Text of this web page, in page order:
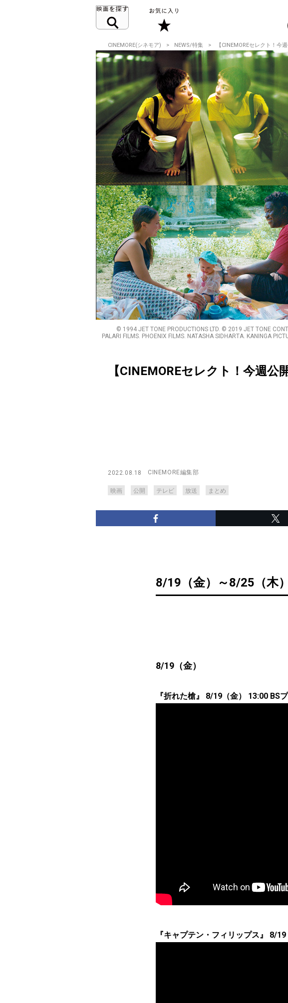
CINEMORE(シネモア) NEWS/特集 【CINEMOREセレクト！今
© 1994 JET TONE PRODUCTIONS LTD. © 2019 JET TONE
PALARI FILMS. PHOENIX FILMS. NATASHA SIDHARTA. KANINGA
【CINEMOREセレクト！今週
2022.08.18 CINEMORE編集部
映画 公開 テレビ 放送 まとめ
8/19（金）～8/25（木
8/19（金）
『折れた槍』 8/19（金） 13:00 BS
『キャプテン・フィリップス』 8/